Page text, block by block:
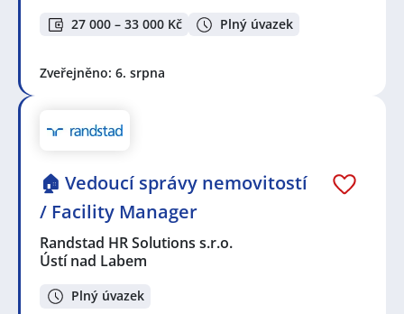
27 000 – 33 000 Kč Plný úvazek
Zveřejněno: 6. srpna
🏠 Vedoucí správy nemovitostí
/ Facility Manager
Randstad HR Solutions s.r.o.
Ústí nad Labem
Plný úvazek